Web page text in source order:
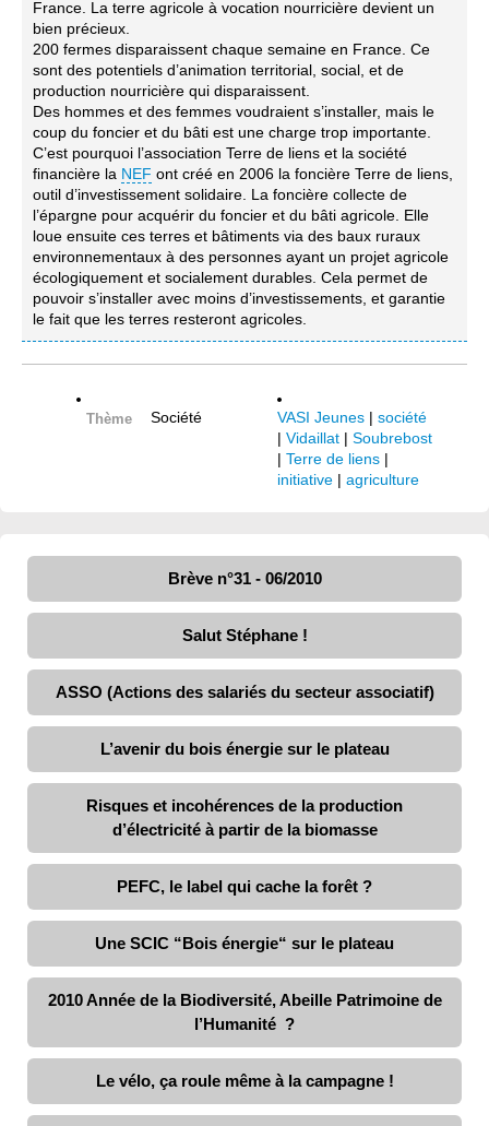
France. La terre agricole à vocation nourricière devient un
bien précieux.
200 fermes disparaissent chaque semaine en France. Ce
sont des potentiels d’animation territorial, social, et de
production nourricière qui disparaissent.
Des hommes et des femmes voudraient s’installer, mais le
coup du foncier et du bâti est une charge trop importante.
C’est pourquoi l’association Terre de liens et la société
financière la NEF ont créé en 2006 la foncière Terre de liens,
outil d’investissement solidaire. La foncière collecte de
l’épargne pour acquérir du foncier et du bâti agricole. Elle
loue ensuite ces terres et bâtiments via des baux ruraux
environnementaux à des personnes ayant un projet agricole
écologiquement et socialement durables. Cela permet de
pouvoir s’installer avec moins d’investissements, et garantie
le fait que les terres resteront agricoles.
Thème Société VASI Jeunes | société
| Vidaillat | Soubrebost
| Terre de liens |
initiative | agriculture
Brève n°31 - 06/2010
Salut Stéphane !
ASSO (Actions des salariés du secteur associatif)
L’avenir du bois énergie sur le plateau
Risques et incohérences de la production
d’électricité à partir de la biomasse
PEFC, le label qui cache la forêt ?
Une SCIC “Bois énergie“ sur le plateau
2010 Année de la Biodiversité, Abeille Patrimoine de
l’Humanité ?
Le vélo, ça roule même à la campagne !